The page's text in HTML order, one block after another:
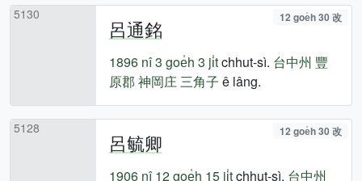
5130
呂通銘 12 goe̍h 30 改
1896 nî3 goe̍h 3 ji̍tchhut-sì. 台中州 豐
原郡 神岡庄三角子 ê lâng.
5128
呂毓卿 12 goe̍h 30 改
1906 nî 12 goe̍h 15 ji̍tchhut-sì. 台中州